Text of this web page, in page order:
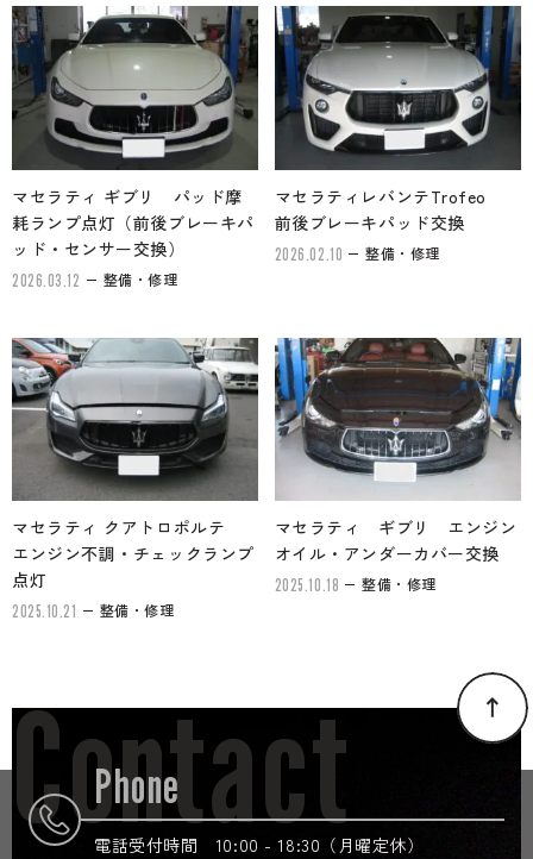
マセラティ ギブリ パッド摩
耗ランプ点灯（前後ブレーキパ
ッド・センサー交換）
2026.03.12 整備・修理
マセラティレバンテTrofeo
前後ブレーキパッド交換
2026.02.10 整備・修理
マセラティ クアトロポルテ
エンジン不調・チェックランプ
点灯
2025.10.21 整備・修理
マセラティ ギブリ エンジン
オイル・アンダーカバー交換
2025.10.18 整備・修理
Phone
電話受付時間 10:00 - 18:30（月曜定休）
Contact